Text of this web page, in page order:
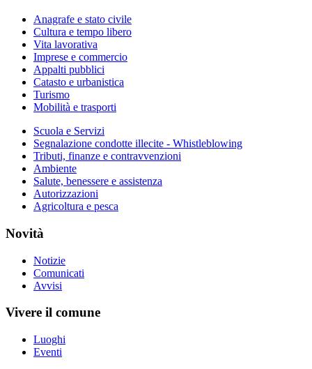
Anagrafe e stato civile
Cultura e tempo libero
Vita lavorativa
Imprese e commercio
Appalti pubblici
Catasto e urbanistica
Turismo
Mobilità e trasporti
Scuola e Servizi
Segnalazione condotte illecite - Whistleblowing
Tributi, finanze e contravvenzioni
Ambiente
Salute, benessere e assistenza
Autorizzazioni
Agricoltura e pesca
Novità
Notizie
Comunicati
Avvisi
Vivere il comune
Luoghi
Eventi